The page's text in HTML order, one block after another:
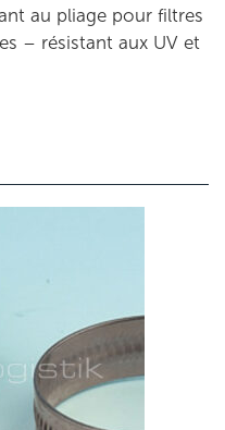
au pliage pour filtres
– résistant aux UV et